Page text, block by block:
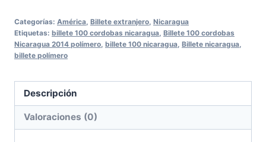
Categorías: América, Billete extranjero, Nicaragua
Etiquetas: billete 100 cordobas nicaragua, Billete 100 cordobas
Nicaragua 2014 polímero, billete 100 nicaragua, Billete nicaragua,
billete polímero
Descripción
Valoraciones (0)